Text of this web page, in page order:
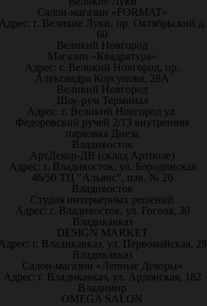
Салон-магазин «FORMAT»
г. Великие Луки, пр. Октябрьский д.
60
Великий Новгород
Магазин «Квадратура»
Адрес: г. Великий Новгород, пр.
Александра Корсунова, 28А
Великий Новгород
Шоу-рум Терминал
Адрес: г. Великий Новгород ул.
Федоровский ручей 2/13 внутренняя
парковка Диеза
Владивосток
АртДекор-ДВ (склад Артполе)
Адрес: г. Владивосток, ул. Бородинская
46/50 ТЦ "Альянс", пав. № 26
Владивосток
Студия интерьерных решений
Адрес: г. Владивосток, ул. Гоголя, 30
Владикавказ
DESIGN MARKET
г. Владикавказ, ул. Первомайская, 28
Владикавказ
Салон-магазин «Лепные Декоры»
Адрес: г. Владикавказ, ул. Ардонская, 182
Владимир
OMEGA SALON